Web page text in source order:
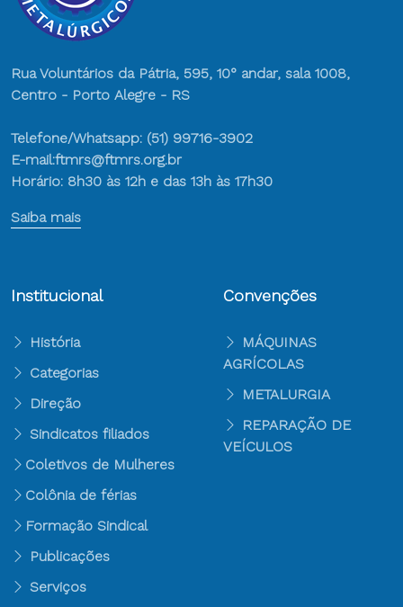
Rua Voluntários da Pátria, 595, 10° andar, sala 1008,
Centro - Porto Alegre - RS
Telefone/Whatsapp: (51) 99716-3902
E-mail:ftmrs@ftmrs.org.br
Horário: 8h30 às 12h e das 13h às 17h30
Saiba mais
Institucional
História
Categorias
Direção
Sindicatos filiados
Coletivos de Mulheres
Colônia de férias
Formação Sindical
Publicações
Serviços
Convenções
MÁQUINAS
AGRÍCOLAS
METALURGIA
REPARAÇÃO DE
VEÍCULOS